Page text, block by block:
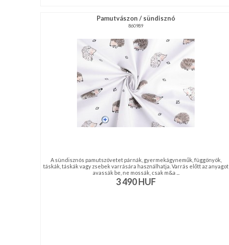
Pamutvászon / sündisznó
860989
A sündisznós pamutszövetet párnák, gyermekágyneműk, függönyök,
táskák, táskák vagy zsebek varrására használhatja. Varrás előtt az anyagot
avassák be, ne mossák, csak m&a ...
3 490HUF